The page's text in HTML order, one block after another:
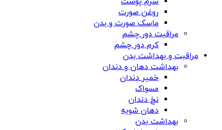
روغن صورت
ماسک صورت و بدن
مراقبت دور چشم
کرم دور چشم
مراقبت و بهداشت بدن
بهداشت دهان و دندان
خمیر دندان
مسواک
نخ دندان
دهان شویه
بهداشت بدن